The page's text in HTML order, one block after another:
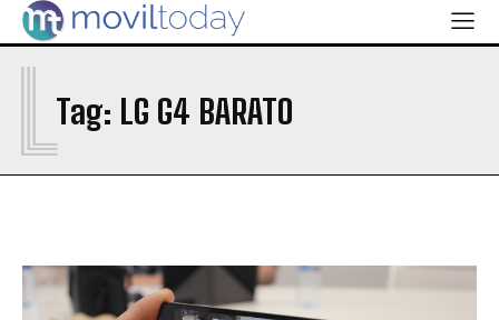
¿QUIÉNES SOMOS?
¿QUIÉNES SOMOS?
Tag: LG G4 BARATO
L